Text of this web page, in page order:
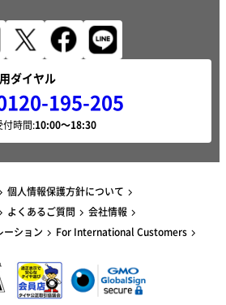
ダイヤル
195-205
付時間:
個人情報保護方針について
よくあるご質問
会社情報
ーション
For International Customers